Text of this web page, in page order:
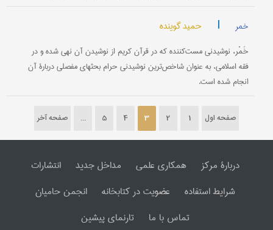
خمر | حمید گوینده
خَمْر، نوشیدنی مست‌کننده که در قرآن کریم از نوشیدن آن نهی شده و در
فقه اسلامی، به عنوان شاخص‌ترین نوشیدنی حرام بحثهای مفصلی دربارۀ آن
انجام شده است.
صفحه اول 1
2
3
4
5
... صفحه آخر
دربارۀ مرکز همکاری علمی مداخل جدید
انتشارات
شرایط استفاده
عضویت در کتابخانه
انجمن حامیان
تماس با ما
تارنمای پیشین